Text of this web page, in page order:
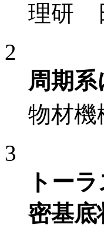
理研
2
周期
物材機
3
トー
密基底